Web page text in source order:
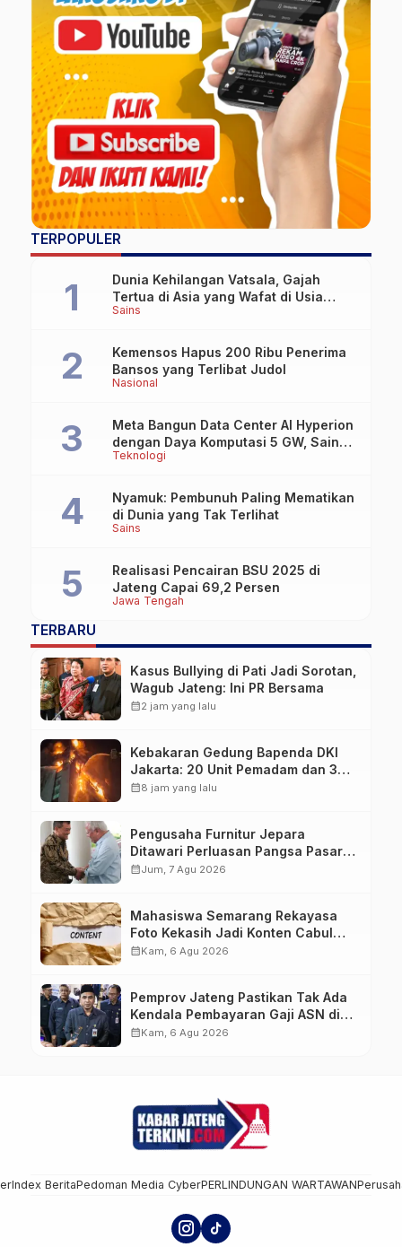
TERPOPULER
Sains
Dunia Kehilangan Vatsala, Gajah
Tertua di Asia yang Wafat di Usia
Lebih dari 100 Tahun
Nasional
Kemensos Hapus 200 Ribu Penerima
Bansos yang Terlibat Judol
Teknologi
Meta Bangun Data Center AI Hyperion
dengan Daya Komputasi 5 GW, Saingi
OpenAI dan Google
Sains
Nyamuk: Pembunuh Paling Mematikan
di Dunia yang Tak Terlihat
Jawa Tengah
Realisasi Pencairan BSU 2025 di
Jateng Capai 69,2 Persen
TERBARU
Kasus Bullying di Pati Jadi Sorotan,
Wagub Jateng: Ini PR Bersama
calendar_month2 jam yang lalu
Kebakaran Gedung Bapenda DKI
Jakarta: 20 Unit Pemadam dan 3
Bronto Skylift Dikerahkan, Angin
calendar_month8 jam yang lalu
Pengusaha Furnitur Jepara
Ditawari Perluasan Pangsa Pasar
Hingga ke IKN
calendar_monthJum, 7 Agu 2026
Mahasiswa Semarang Rekayasa
Foto Kekasih Jadi Konten Cabul
karena Sakit Hati
calendar_monthKam, 6 Agu 2026
Pemprov Jateng Pastikan Tak Ada
Kendala Pembayaran Gaji ASN di
Tengah Pemangkasan Transfer ke
calendar_monthKam, 6 Agu 2026
Index BeritaPedoman Media CyberPERLINDUNGAN WARTAWAN